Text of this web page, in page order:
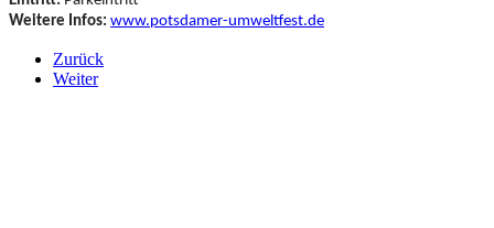
Weitere Infos: www.potsdamer-umweltfest.de
Zurück
Weiter